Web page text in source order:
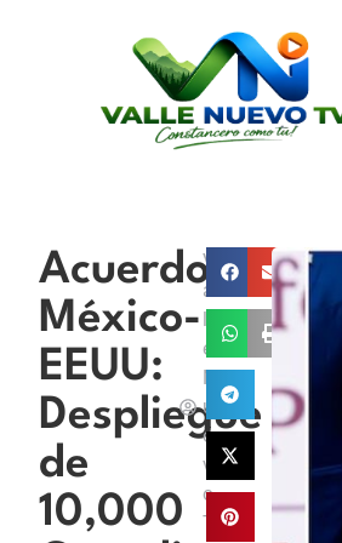
Acuerdo
México-
EEUU:
Despliegue
de
10,000
V
a
e
u
e
v
o
T